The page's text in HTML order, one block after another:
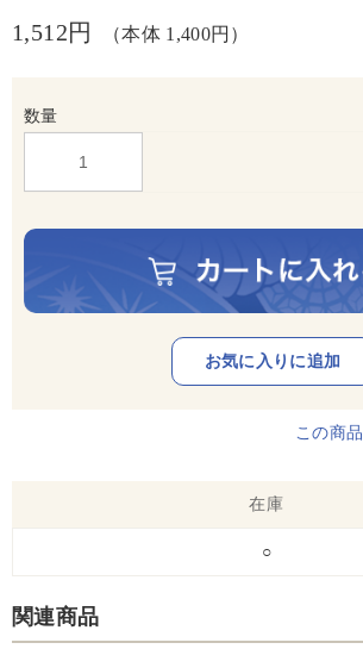
1,512円 （本体 1,400円）
数量
この商
在庫
○
関連商品